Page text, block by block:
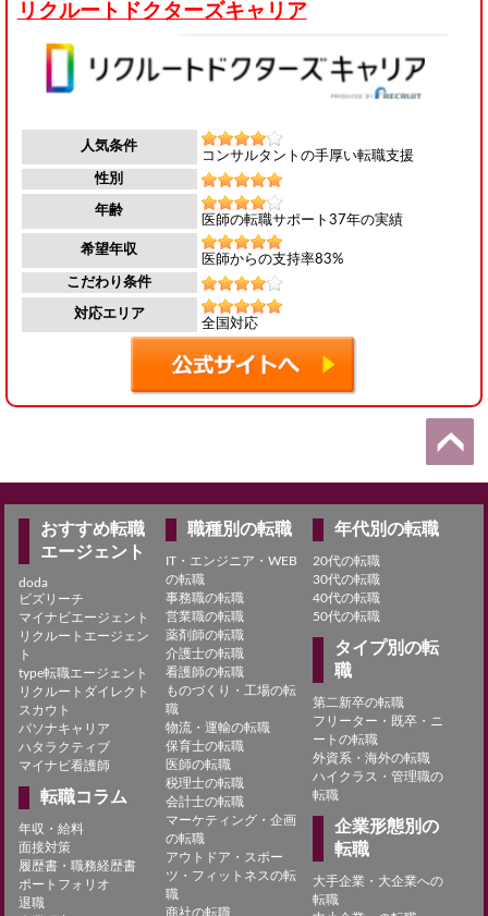
リクルートドクターズキャリア
人気条件
コンサルタントの手厚い転職支援
性別
年齢
医師の転職サポート37年の実績
希望年収
医師からの支持率83%
こだわり条件
対応エリア
全国対応
おすすめ転職
エージェント
doda
ビズリーチ
マイナビエージェント
リクルートエージェン
ト
type転職エージェント
リクルートダイレクト
スカウト
パソナキャリア
ハタラクティブ
マイナビ看護師
転職コラム
年収・給料
面接対策
履歴書・職務経歴書
ポートフォリオ
退職
職種別の転職
IT・エンジニア・WEB
の転職
事務職の転職
営業職の転職
薬剤師の転職
介護士の転職
看護師の転職
ものづくり・工場の転
職
物流・運輸の転職
保育士の転職
医師の転職
税理士の転職
会計士の転職
マーケティング・企画
の転職
アウトドア・スポー
ツ・フィットネスの転
職
商社の転職
年代別の転職
20代の転職
30代の転職
40代の転職
50代の転職
タイプ別の転
職
第二新卒の転職
フリーター・既卒・ニ
ートの転職
外資系・海外の転職
ハイクラス・管理職の
転職
企業形態別の
転職
大手企業・大企業への
転職